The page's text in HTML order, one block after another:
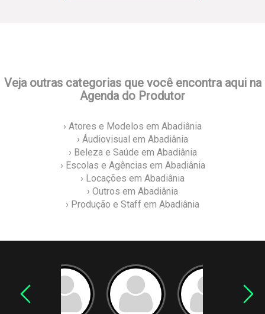
Veja outras categorias que você encontra aqui na
Agenda do Produtor
› Atores e Modelos em Abadiânia
› Áudiovisual em Abadiânia
› Beleza e Saúde em Abadiânia
› Escolas e Agências em Abadiânia
› Locações em Abadiânia
› Outros em Abadiânia
› Produção e Staff em Abadiânia